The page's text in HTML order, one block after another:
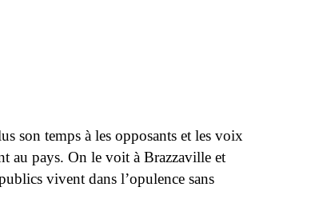
son temps à les opposants et les voix
au pays. On le voit à Brazzaville et
vivent dans l’opulence sans